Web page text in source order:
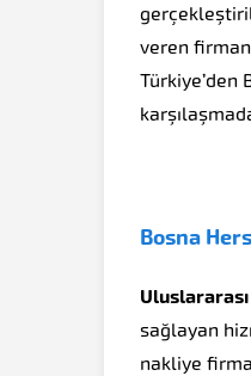
veren
Türkiye’den
Bosna
sağlayan
nakliye